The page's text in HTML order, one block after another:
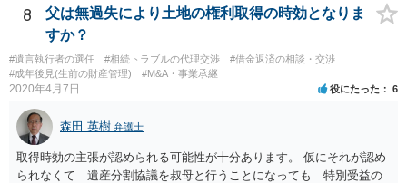
受講して継続研修を受講し続ける必要がありますが、家庭裁判所から
選任された場合には専門職後見人と呼ぶことになるでしょう。
8
父は無過失により土地の権利取得の時効となりま
すか？
#遺言執行者の選任 #相続トラブルの代理交渉
#借金返済の相談・交渉
#成年後見(生前の財産管理)
#M&A・事業承継
2020年4月7日 役にたった 6
森田 英樹 弁護士
取得時効の主張が認められる可能性が十分あります。 仮にそれが認め
られなくて 遺産分割協議を叔母と行うことになっても 特別受益の